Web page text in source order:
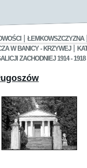
ŁEMKOWSZCZYZNA
W BANICY - KRZYWEJ|
ZACHODNIEJ 1914 - 1918